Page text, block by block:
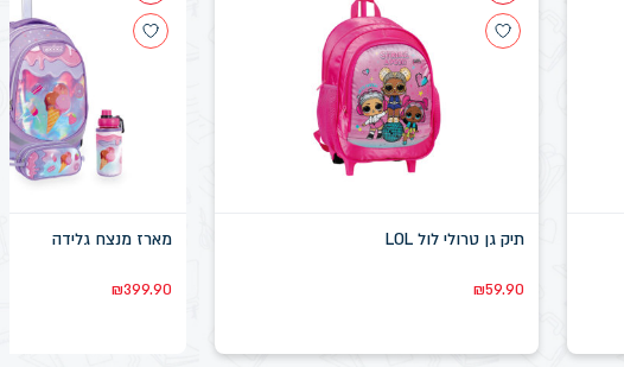
תיק גן טרולי לול LOL
₪59.90
מארז מנצח גלידה
₪399.90